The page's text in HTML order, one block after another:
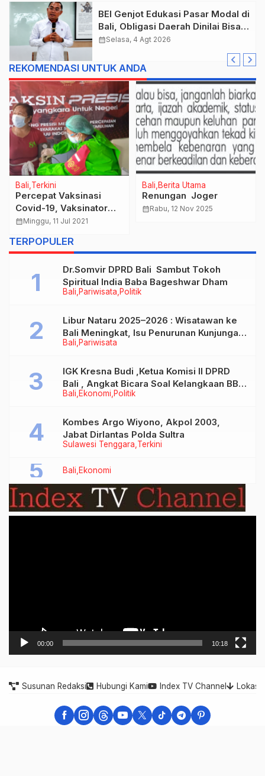
BEI Genjot Edukasi Pasar Modal di
Bali, Obligasi Daerah Dinilai Bisa
Jadi Mesin Percepatan
calendar_monthSelasa, 4 Agt 2026
REKOMENDASI UNTUK ANDA
Bali Terkini
Percepat Vaksinasi
Covid-19, Vaksinator
Polres Gianyar Jemput
Warga.
calendar_monthMinggu, 11 Jul 2021
Bali Berita Utama
Renungan Joger
calendar_monthRabu, 12 Nov 2025
TERPOPULER
Bali Pariwisata Politik
Dr.Somvir DPRD Bali Sambut Tokoh
Spiritual India Baba Bageshwar Dham
Bali Pariwisata
Libur Nataru 2025–2026 : Wisatawan ke
Bali Meningkat, Isu Penurunan Kunjungan
Tidak Benar
Bali Ekonomi Politik
IGK Kresna Budi ,Ketua Komisi II DPRD
Bali , Angkat Bicara Soal Kelangkaan BBM
Bersubsidi Jenis Solar
Sulawesi Tenggara Terkini
Kombes Argo Wiyono, Akpol 2003,
Jabat Dirlantas Polda Sultra
Bali Ekonomi
00:00 10:18
Susunan Redaksi Hubungi Kami Index TV Channel Lokasi